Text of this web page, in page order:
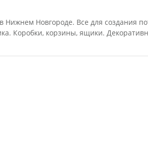
Нижнем Новгороде. Все для создания
Коробки, корзины, ящики.